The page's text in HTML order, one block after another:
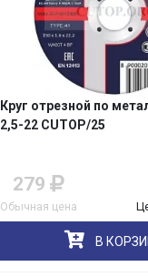
Круг отрезной по
2,5-22 CUTOP/25
279
Обычная цена
В
с вашей
Подробнее
недели